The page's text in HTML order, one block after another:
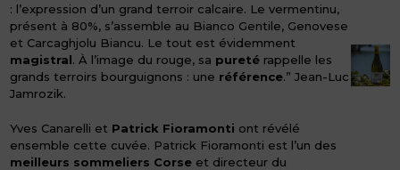
: l’expression d’un grand terroir calcaire. Le vermentinu,
présent à 80%, s’assemble au Bianco Gentile, Genovese
et Carcaghjolu Biancu. Le tout est évidemment
magistral. À l’image du rouge, sa pureté rappelle les
grands terroirs bourguignons : une référence.” Jean-Luc
Jamrozik.
Yves Canarelli et Patrick Fioramonti ont révélé
ensemble cette cuvée. Patrick Fioramonti est l’un des
meilleurs sommeliers Corse et directeur du